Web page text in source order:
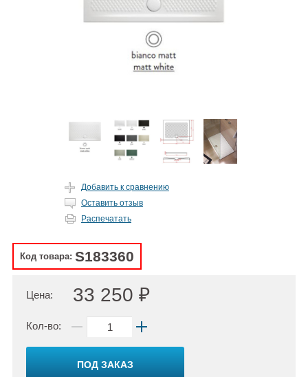
Добавить к сравнению
Оставить отзыв
Распечатать
Код товара: S183360
Цена: 33 250 ₽
Кол-во:
ПОД ЗАКАЗ